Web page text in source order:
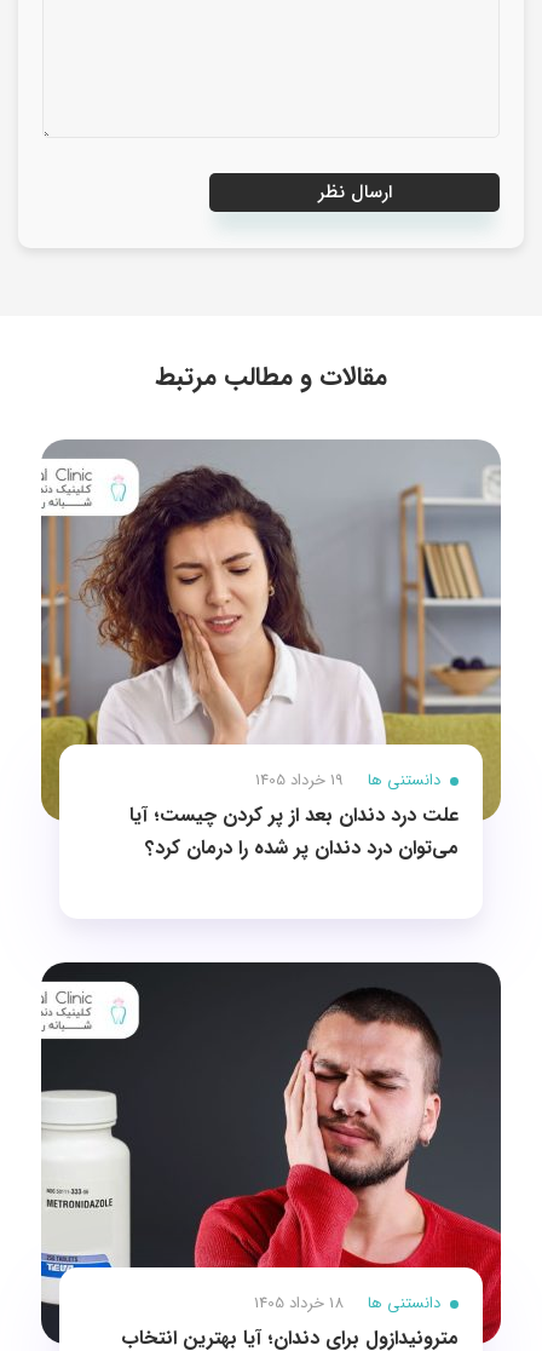
مقالات و مطالب مرتبط
دانستنی ها 19 خرداد 1405
علت درد دندان بعد از پر کردن چیست؛ آیا
می‌توان درد دندان پر شده را درمان کرد؟
دانستنی ها 18 خرداد 1405
مترونیدازول برای دندان؛ آیا بهترین انتخاب